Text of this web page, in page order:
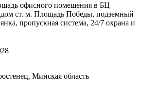
офисного помещения в БЦ
ст. м. Площадь Победы, подземный
пропускная система, 24/7 охрана и
Минская область